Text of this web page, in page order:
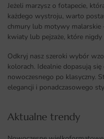
Jeżeli marzysz o fotapecie,
każdego wystroju, warto
chmury lub motywy malarskie
kwiaty lub pejzaże, które
Odkryj nasz szeroki wybór
kolorach. Idealnie dopasują
nowoczesnego po klasyczny.
elegancji i ponadczasowego
Aktualne trendy​